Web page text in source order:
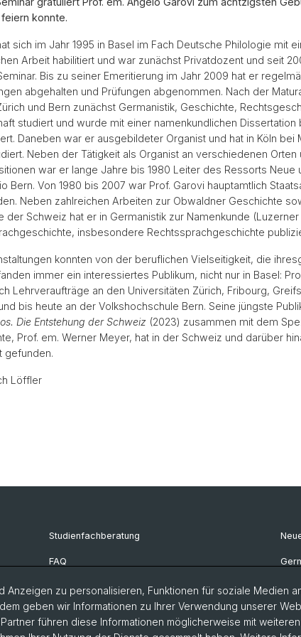
konnte.
sich im Jahr 1995 in Basel im Fach Deutsche Philologie mit
Arbeit habilitiert und war zunächst Privatdozent und seit
Bis zu seiner Emeritierung im Jahr 2009 hat er
abgehalten und Prüfungen abgenommen. Nach der
und Bern zunächst Germanistik, Geschichte,
studiert und wurde mit einer namenkundlichen Dissertation
Daneben war er ausgebildeter Organist und hat in Köln bei
Neben der Tätigkeit als Organist an verschiedenen
war er lange Jahre bis 1980 Leiter des Ressorts Neue
Bern. Von 1980 bis 2007 war Prof. Garovi hauptamtlich
Neben zahlreichen Arbeiten zur Obwaldner Geschichte
der Schweiz hat er in Germanistik zur Namenkunde
insbesondere Rechtssprachgeschichte
konnten von der beruflichen Vielseitigkeit, die
immer ein interessiertes Publikum, nicht nur in Basel:
Lehrveraufträge an den Universitäten Zürich, Fribourg,
bis heute an der Volkshochschule Bern. Seine jüngste
Die Entstehung der Schweiz (2023) zusammen mit dem
Prof. em. Werner Meyer, hat in der Schweiz und darüber
gefunden.
Löffler
Studienfachberatung
FAQ
Bibliothek Deutsches Seminar
Anzeigen zu personalisieren, Funktionen für soziale Medien
geben wir Informationen zu Ihrer Verwendung unserer
führen diese Informationen möglicherweise mit